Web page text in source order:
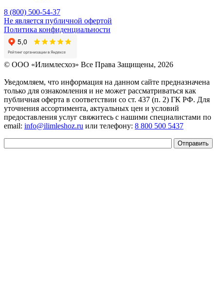
8 (800) 500-54-37
Не является публичной офертой
Политика конфиденциальности
© OOO «Илимлесхоз» Все Права Защищены, 2026
Уведомляем, что информация на данном сайте предназначена
только для ознакомления и не может рассматриваться как
публичная оферта в соответствии со ст. 437 (п. 2) ГК РФ. Для
уточнения ассортимента, актуальных цен и условий
предоставления услуг свяжитесь с нашими специалистами по
email: info@ilimleshoz.ru или телефону: 8 800 500 5437